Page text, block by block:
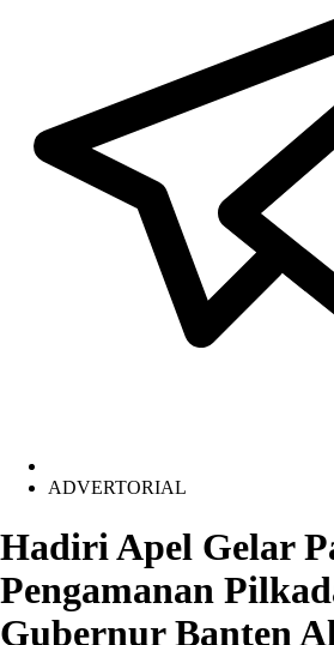
ADVERTORIAL
Hadiri Apel Gelar
Pengamanan
Gubernur Banten